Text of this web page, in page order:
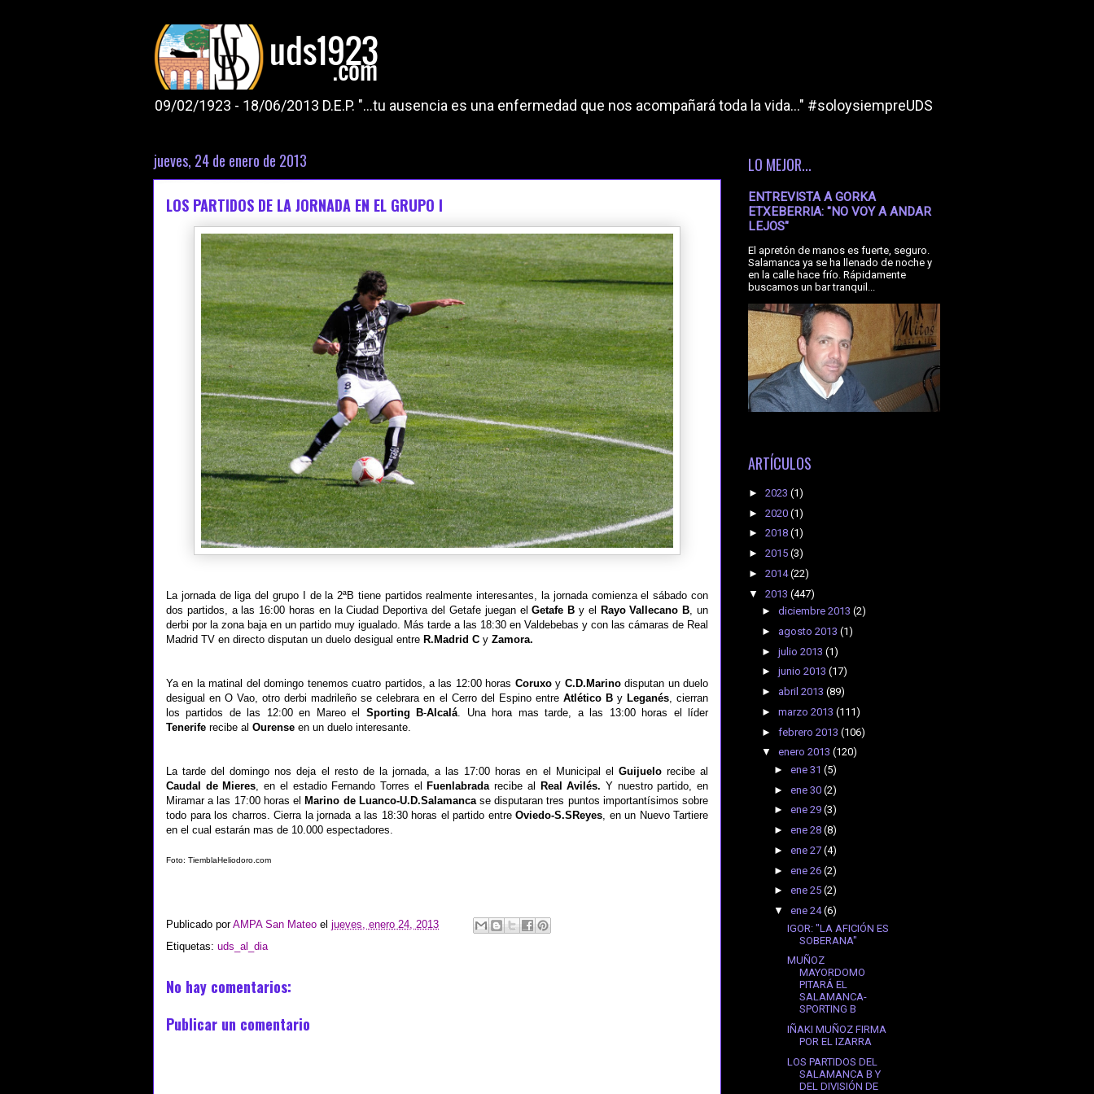
09/02/1923 - 18/06/2013 D.E.P. "...tu ausencia es una enfermedad que nos acompañará toda la vida..." #soloysiempreUDS
jueves, 24 de enero de 2013
LOS PARTIDOS DE LA JORNADA EN EL GRUPO I
La jornada de liga del grupo I de la 2ªB tiene partidos realmente interesantes, la jornada comienza el sábado con
dos partidos, a las 16:00 horas en la Ciudad Deportiva del Getafe juegan elGetafe B y el Rayo Vallecano B, un
derbi por la zona baja en un partido muy igualado. Más tarde a las 18:30 en Valdebebas y con las cámaras de Real
Madrid TV en directo disputan un duelo desigual entre R.Madrid C y Zamora.
Ya en la matinal del domingo tenemos cuatro partidos, a las 12:00 horas Coruxoy C.D.Marinodisputan un duelo
desigual en O Vao, otro derbi madrileño se celebrara en el Cerro del Espino entre Atlético B y Leganés, cierran
los partidos de las 12:00 en Mareo el Sporting B-Alcalá. Una hora mas tarde, a las 13:00 horas el líder
Tenerife recibe al Ourense en un duelo interesante.
La tarde del domingo nos deja el resto de la jornada, a las 17:00 horas en el Municipal el Guijuelorecibe al
Caudal de Mieres, en el estadio Fernando Torres el Fuenlabradarecibe al Real Avilés. Y nuestro partido, en
Miramar a las 17:00 horas el Marino de Luanco-U.D.Salamancase disputaran tres puntos importantísimos sobre
todo para los charros. Cierra la jornada a las 18:30 horas el partido entre Oviedo-S.SReyes, en un Nuevo Tartiere
en el cual estarán mas de 10.000 espectadores.
Foto: TiemblaHeliodoro.com
Publicado porAMPA San Mateo el jueves, enero 24, 2013
Etiquetas: uds_al_dia
No hay comentarios:
Publicar un comentario
LO MEJOR...
ENTREVISTA A GORKA
ETXEBERRIA: "NO VOY A ANDAR
LEJOS"
El apretón de manos es fuerte, seguro.
Salamanca ya se ha llenado de noche y
en la calle hace frío. Rápidamente
buscamos un bar tranquil...
ARTÍCULOS
► 2023 (1)
► 2020 (1)
► 2018 (1)
► 2015 (3)
► 2014(22)
▼ 2013 (447)
► diciembre 2013 (2)
► agosto 2013 (1)
► julio 2013 (1)
► junio 2013 (17)
► abril 2013 (89)
► marzo 2013 (111)
► febrero 2013 (106)
▼ enero 2013 (120)
►ene 31(5)
►ene 30(2)
►ene 29(3)
►ene 28(8)
►ene 27(4)
►ene 26(2)
►ene 25(2)
▼ene 24(6)
IGOR: "LA AFICIÓN ES
SOBERANA"
MUÑOZ
MAYORDOMO
PITARÁ EL
SALAMANCA-
SPORTING B
IÑAKI MUÑOZ FIRMA
POR EL IZARRA
LOS PARTIDOS DEL
SALAMANCA B Y
DEL DIVISIÓN DE